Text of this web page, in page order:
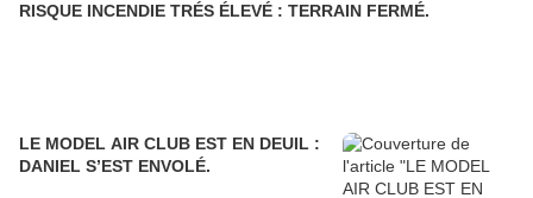
RISQUE INCENDIE TRÉS ÉLEVÉ : TERRAIN FERMÉ.
LE MODEL AIR CLUB EST EN DEUIL :
DANIEL S’EST ENVOLÉ.